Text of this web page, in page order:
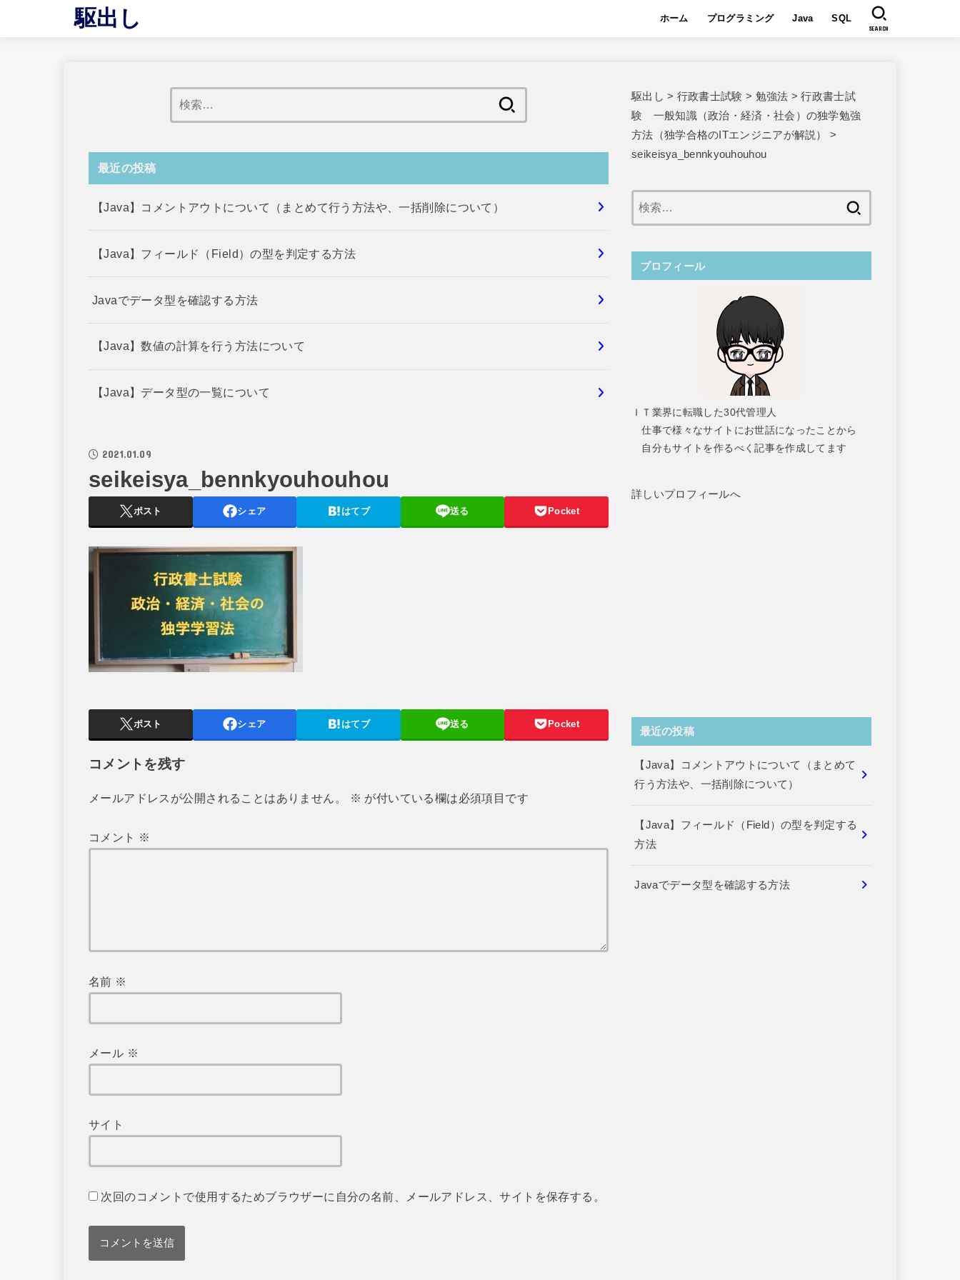
駆出し ホーム プログラミング Java SQL
SEARCH
索:
最近の投稿
【Java】コメントアウトについて（まとめて行う方法や、一括削除について）
【Java】フィールド（Field）の型を判定する方法
Javaでデータ型を確認する方法
【Java】数値の計算を行う方法について
【Java】データ型の一覧について
2021.01.09
seikeisya_bennkyouhouhou
ポスト シェア はてブ 送る Pocket
ポスト シェア はてブ 送る Pocket
コメントを残す
メールアドレスが公開されることはありません。 ※ が付いている欄は必須項目です
コメント ※
名前 ※
メール ※
サイト
次回のコメントで使用するためブラウザーに自分の名前、メールアドレス、サイトを保存する。
駆出し > 行政書士試験 > 勉強法 >行政書士試
験 一般知識（政治・経済・社会）の独学勉強
方法（独学合格のITエンジニアが解説）
>
seikeisya_bennkyouhouhou
プロフィール
ＩＴ業界に転職した30代管理人
仕事で様々なサイトにお世話になったことから
自分もサイトを作るべく記事を作成してます
詳しいプロフィールへ
最近の投稿
【Java】コメントアウトについて（まとめて
行う方法や、一括削除について）
【Java】フィールド（Field）の型を判定する
方法
Javaでデータ型を確認する方法